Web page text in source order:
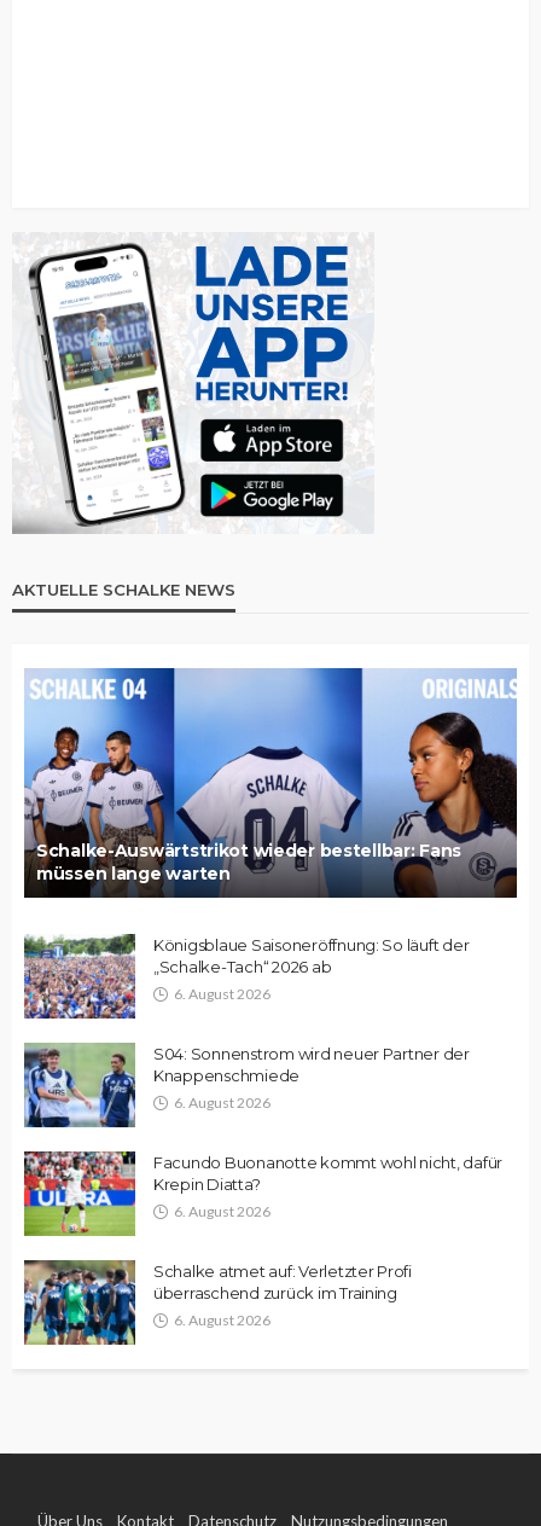
AKTUELLE SCHALKE NEWS
Schalke-Auswärtstrikot wieder bestellbar: Fans
müssen lange warten
Königsblaue Saisoneröffnung: So läuft der
„Schalke-Tach“ 2026 ab
6. August 2026
S04: Sonnenstrom wird neuer Partner der
Knappenschmiede
6. August 2026
Facundo Buonanotte kommt wohl nicht, dafür
Krepin Diatta?
6. August 2026
Schalke atmet auf: Verletzter Profi
überraschend zurück im Training
6. August 2026
Über Uns Kontakt Datenschutz Nutzungsbedingungen